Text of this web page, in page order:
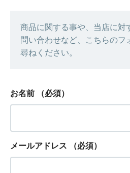
商品に関する事や、当店に対
問い合わせなど、こちらのフ
尋ねください。
お名前 （必須）
メールアドレス （必須）